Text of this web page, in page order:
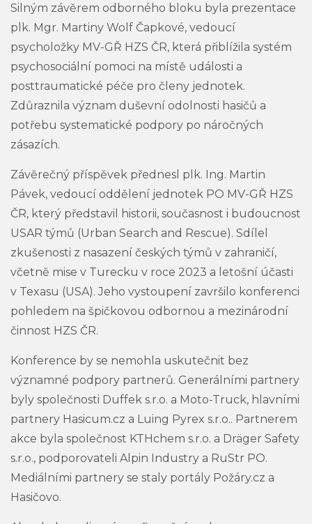
Silným závěrem odborného bloku byla prezentace
plk. Mgr. Martiny Wolf Čapkové, vedoucí
psycholožky MV-GŘ HZS ČR, která přiblížila systém
psychosociální pomoci na místě události a
posttraumatické péče pro členy jednotek.
Zdůraznila význam duševní odolnosti hasičů a
potřebu systematické podpory po náročných
zásazích.
Závěrečný příspěvek přednesl plk. Ing. Martin
Pávek, vedoucí oddělení jednotek PO MV-GŘ HZS
ČR, který představil historii, současnost i budoucnost
USAR týmů (Urban Search and Rescue). Sdílel
zkušenosti z nasazení českých týmů v zahraničí,
včetně mise v Turecku v roce 2023 a letošní účasti
v Texasu (USA). Jeho vystoupení završilo konferenci
pohledem na špičkovou odbornou a mezinárodní
činnost HZS ČR.
Konference by se nemohla uskutečnit bez
významné podpory partnerů. Generálními partnery
byly společnosti Duffek s.r.o. a Moto-Truck, hlavními
partnery Hasicum.cz a Luing Pyrex s.r.o.. Partnerem
akce byla společnost KTHchem s.r.o. a Dräger Safety
s.r.o., podporovateli Alpin Industry a RuStr PO.
Mediálními partnery se staly portály Požáry.cz a
Hasičovo.